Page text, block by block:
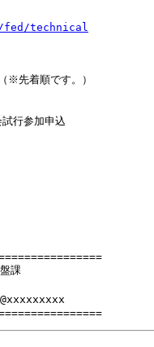
fed/technical
※先着順です。）
参加申込
課